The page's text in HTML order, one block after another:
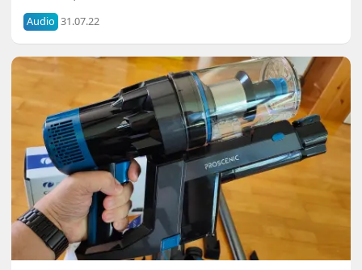
Audio 31.07.22